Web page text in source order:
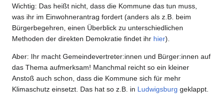
Wichtig: Das heißt nicht, dass die Kommune das tun muss,
was ihr im Einwohnerantrag fordert (anders als z.B. beim
Bürgerbegehren, einen Überblick zu unterschiedlichen
Methoden der direkten Demokratie findet ihr hier).
Aber: Ihr macht Gemeindevertreter:innen und Bürger:innen auf
das Thema aufmerksam! Manchmal reicht so ein kleiner
Anstoß auch schon, dass die Kommune sich für mehr
Klimaschutz einsetzt. Das hat so z.B. in Ludwigsburg geklappt.